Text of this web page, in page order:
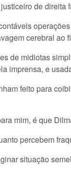
de direita
cerebral ao
de midiotas
imprensa, e
feito para
mim, é que
percebem
situação